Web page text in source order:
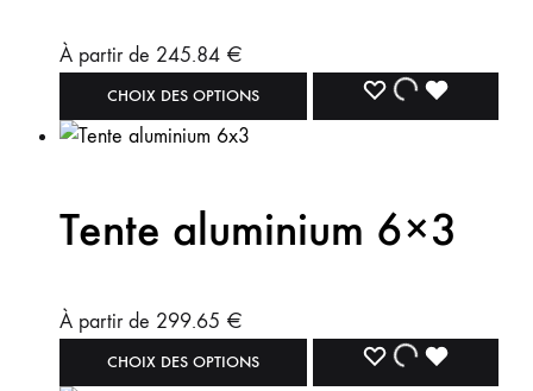
À partir de 245.84 €
CHOIX DES OPTIONS
Tente aluminium 6×3
À partir de 299.65 €
CHOIX DES OPTIONS